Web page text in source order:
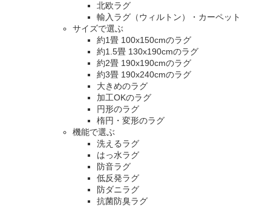
北欧ラグ
輸入ラグ（ウィルトン）・カーペット
サイズで選ぶ
約1畳 100x150cmのラグ
約1.5畳 130x190cmのラグ
約2畳 190x190cmのラグ
約3畳 190x240cmのラグ
大きめのラグ
加工OKのラグ
円形のラグ
楕円・変形のラグ
機能で選ぶ
洗えるラグ
はっ水ラグ
防音ラグ
低反発ラグ
防ダニラグ
抗菌防臭ラグ